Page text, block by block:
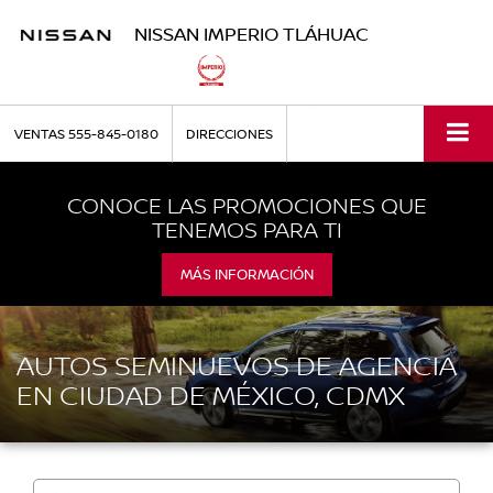
NISSAN IMPERIO TLÁHUAC
VENTAS555-845-0180 DIRECCIONES
CONOCE LAS PROMOCIONES QUE
TENEMOS PARA TI
MÁS INFORMACIÓN
AUTOS SEMINUEVOS DE AGENCIA
EN CIUDAD DE MÉXICO, CDMX